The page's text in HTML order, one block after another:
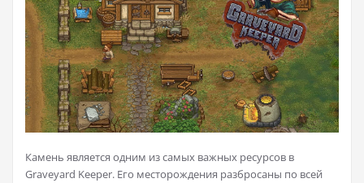
Камень является одним из самых важных ресурсов в
Graveyard Keeper. Его месторождения разбросаны по всей